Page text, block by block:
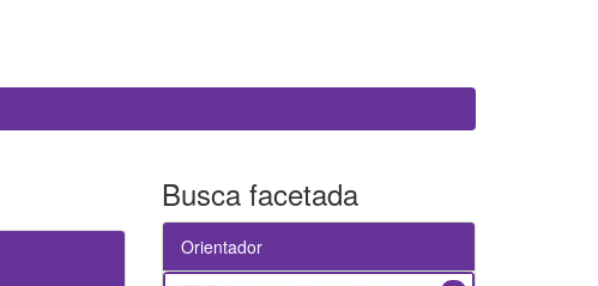
Busca facetada
Orientador